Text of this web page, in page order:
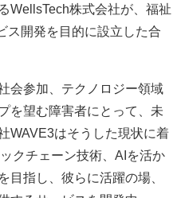
WellsTech株式会社が、福祉
ス開発を目的に設立した合
会参加、テクノロジー領域
を望む障害者にとって、未
WAVE3はそうした現状に着
クチェーン技術、AIを活か
目指し、彼らに活躍の場、